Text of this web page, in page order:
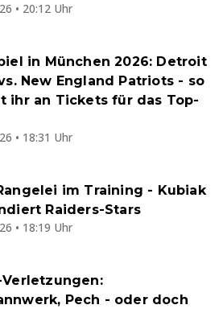
• 20:12 Uhr
in München 2026: Detroit
New England Patriots - so
ihr an Tickets für das Top-
• 18:31 Uhr
im Training - Kubiak
Raiders-Stars
• 18:19 Uhr
Pech - oder doch